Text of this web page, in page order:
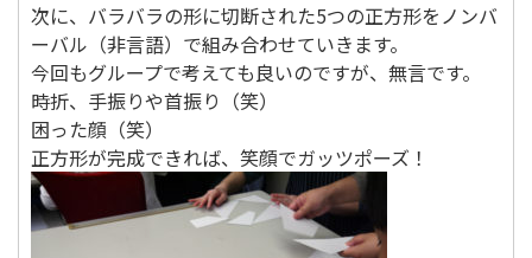
次に、バラバラの形に切断された5つの正方形をノンバ
ーバル（非言語）で組み合わせていきます。
今回もグループで考えても良いのですが、無言です。
時折、手振りや首振り（笑）
困った顔（笑）
正方形が完成できれば、笑顔でガッツポーズ！